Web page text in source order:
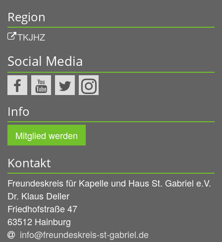
Region
TKJHZ
Social Media
Info
Mitglied werden
Kontakt
Freundeskreis für Kapelle und Haus St. Gabriel e.V.
Dr. Klaus Deller
Friedhofstraße 47
63512 Hainburg
info@freundeskreis-st-gabriel.de